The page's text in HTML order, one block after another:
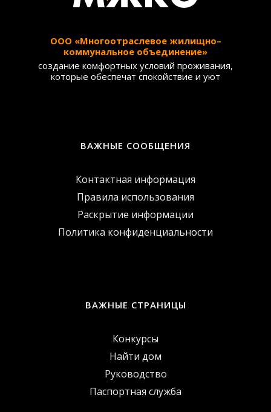
ООО «Многоотраслевое жилищно–
коммунальное объединение»
создание комфортных условий проживания,
которые обеспечат спокойствие и уют
ВАЖНЫЕ СООБЩЕНИЯ
Контактная информация
Правила использования
Раскрытие информации
Политика конфиденциальности
ВАЖНЫЕ СТРАНИЦЫ
Конкурсы
Найти дом
Руководство
Паспортная служба